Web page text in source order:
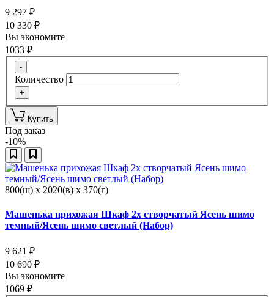
9 297 ₽
10 330 ₽
Вы экономите
1033 ₽
-
Количество
+
Купить
Под заказ
-10%
800(ш) x 2020(в) x 370(г)
Машенька прихожая Шкаф 2х створчатый Ясень шимо
темный/Ясень шимо светлый (Набор)
9 621 ₽
10 690 ₽
Вы экономите
1069 ₽